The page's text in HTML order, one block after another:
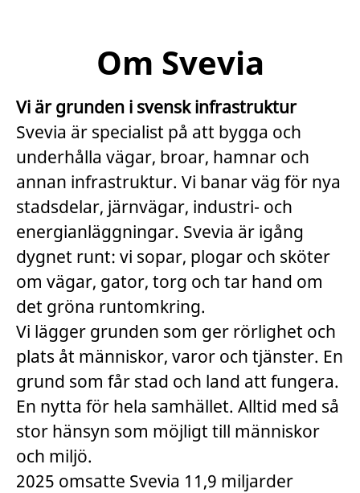
Om Svevia
Vi är grunden i svensk infrastruktur
Svevia är specialist på att bygga och
underhålla vägar, broar, hamnar och
annan infrastruktur. Vi banar väg för nya
stadsdelar, järnvägar, industri- och
energianläggningar. Svevia är igång
dygnet runt: vi sopar, plogar och sköter
om vägar, gator, torg och tar hand om
det gröna runtomkring.
Vi lägger grunden som ger rörlighet och
plats åt människor, varor och tjänster. En
grund som får stad och land att fungera.
En nytta för hela samhället. Alltid med så
stor hänsyn som möjligt till människor
och miljö.
2025 omsatte Svevia 11,9 miljarder